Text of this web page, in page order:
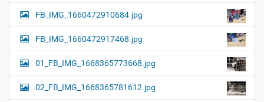
FB_IMG_1660472910684.jpg
FB_IMG_1660472917468.jpg
01_FB_IMG_1668365773668.jpg
02_FB_IMG_1668365781612.jpg